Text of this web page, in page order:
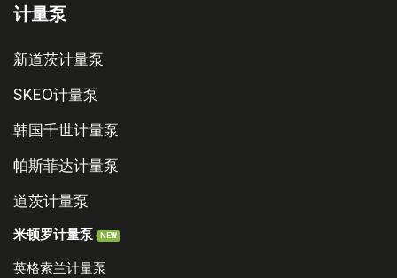
计量泵
新道茨计量泵
SKEO计量泵
韩国千世计量泵
帕斯菲达计量泵
道茨计量泵
米顿罗计量泵 NEW
英格索兰计量泵